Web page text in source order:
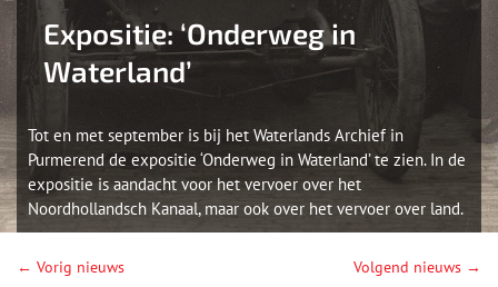
Expositie: ‘Onderweg in
Waterland’
Tot en met september is bij het Waterlands Archief in
Purmerend de expositie ‘Onderweg in Waterland’ te zien. In de
expositie is aandacht voor het vervoer over het
Noordhollandsch Kanaal, maar ook over het vervoer over land.
← Vorig nieuws Volgend nieuws →